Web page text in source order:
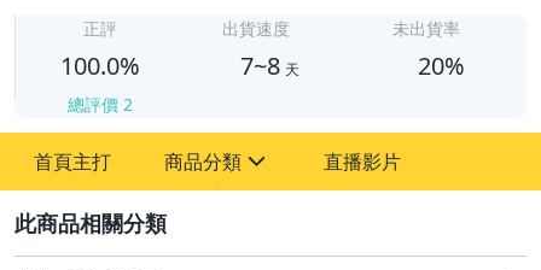
正評
100.0%
總評價 2
出貨速度
7~8 天
未出貨率
20%
首頁主打 商品分類
其它
直播影片